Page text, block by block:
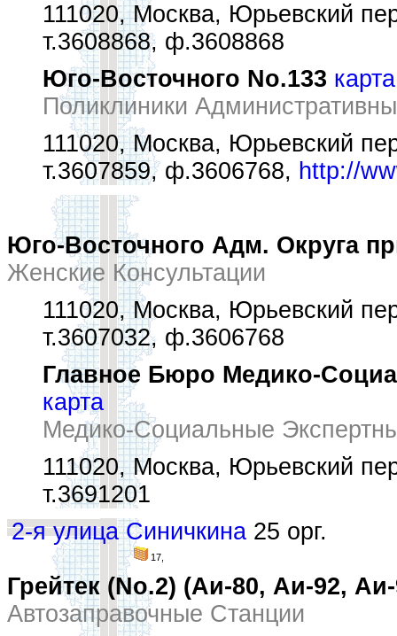
111020, Москва, Юрьевский
т.3608868, ф.3608868
Юго-Восточного No.133 карта
Поликлиники
111020, Москва, Юрьевский
т.3607859, ф.3606768, http://
Юго-Восточного Адм. Округа
Женские Консультации
111020, Москва, Юрьевский
т.3607032, ф.3606768
Главное Бюро Медико-
карта
Медико-Социальные
111020, Москва, Юрьевский
т.3691201
2-я улица Синичкина 25 орг.
17,
Грейтек (No.2) (Аи-80, Аи-92,
Автозаправочные Станции